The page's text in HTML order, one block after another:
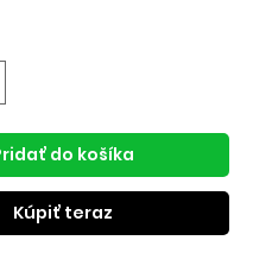
do košíka
Kúpiť teraz